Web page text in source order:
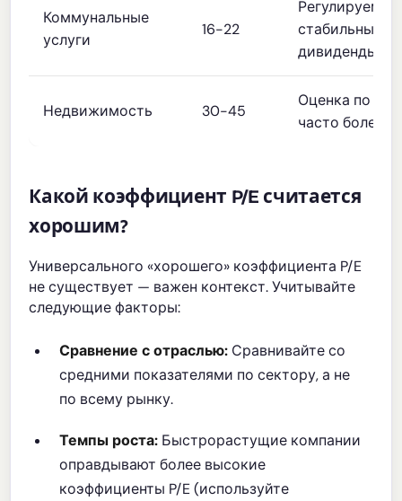
Коммунальные
услуги
16-22
стабильные
дивиденды
Недвижимость 30-45
Оценка по
часто более
Какой коэффициент P/E считается
хорошим?
Универсального «хорошего» коэффициента P/E
не существует — важен контекст. Учитывайте
следующие факторы:
Сравнение с отраслью: Сравнивайте со
средними показателями по сектору, а не
по всему рынку.
Темпы роста: Быстрорастущие компании
оправдывают более высокие
коэффициенты P/E (используйте